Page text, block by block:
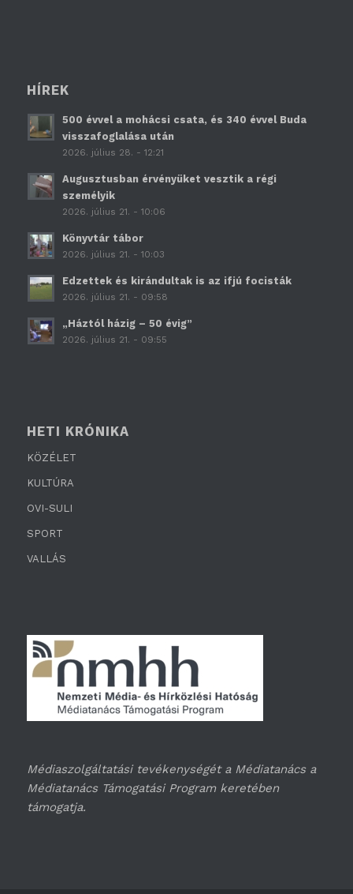
HÍREK
500 évvel a mohácsi csata, és 340 évvel Buda
visszafoglalása után
2026. július 28. - 12:21
Augusztusban érvényüket vesztik a régi
személyik
2026. július 21. - 10:06
Könyvtár tábor
2026. július 21. - 10:03
Edzettek és kirándultak is az ifjú focisták
2026. július 21. - 09:58
„Háztól házig – 50 évig”
2026. július 21. - 09:55
HETI KRÓNIKA
KÖZÉLET
KULTÚRA
OVI-SULI
SPORT
VALLÁS
Médiaszolgáltatási tevékenységét a Médiatanács a
Médiatanács Támogatási Program keretében
támogatja.